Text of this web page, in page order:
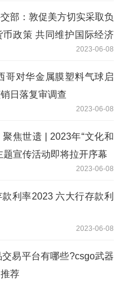
部：敦促美方切实采取负
币政策 共同维护国际经济
2023-06-08
哥对华金属膜塑料气球启
日落复审调查
2023-06-08
焦世遗 | 2023年“文化和
题宣传活动即将拉开序幕
2023-06-08
利率2023 六大行存款利
2023-06-08
易平台有哪些?csgo武器
荐